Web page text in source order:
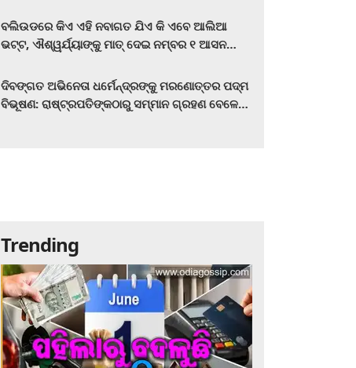
ବଲିଉଡରେ କିଏ ଏହି ନବାଗତ ଯିଏ କି ଏବେ ଆଲିଆ
ଭଟ୍ଟ, ଐଶ୍ୱର୍ଯ୍ୟାଙ୍କୁ ମାତ୍‌ ଦେଇ ନମ୍ବର ୧ ଆସନ
ଦିବଙ୍ଗତ ଅଭିନେତା ଧର୍ମେନ୍ଦ୍ରଙ୍କୁ ମରଣୋତ୍ତର ପଦ୍ମ
ବିଭୂଷଣ: ରାଷ୍ଟ୍ରପତିଙ୍କଠାରୁ ସମ୍ମାନ ଗ୍ରହଣ ବେଳେ
Trending